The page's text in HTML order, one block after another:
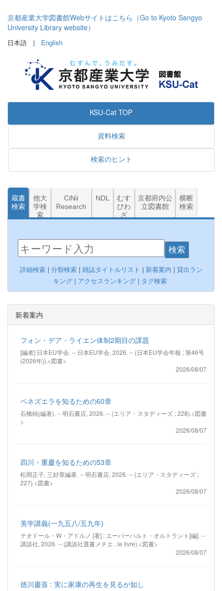
京都産業大学図書館Webサイトはこちら（Go to Kyoto Sangyo
University Library website）
日本語 | English
KSU-Cat TOP
資料検索
検索のヒント
蔵書
検索
他大
学検
索
CiNii
Research
NDL
むす
びわ
ざ
京都府内公
立図書館
横断
検索
検索
詳細検索| 分類検索| 雑誌タイトルリスト 新着案内
貸出ラン
キング | アクセスランキング | タグ検索
新着案内
フォン・デア・ライエン体制2期目の課題
[編者] 日本EU学会. -- 日本EU学会, 2026. -- (日本EU学会年報 ; 第46号
(2026年)).<図書>
2026/08/07
ベネズエラを知るための60章
石橋純(編著). -- 明石書店, 2026. -- (エリア・スタディーズ ; 228).<図書
>
2026/08/07
四川・重慶を知るための53章
松岡正子, 三好章編著. -- 明石書店, 2026. -- (エリア・スタディーズ ;
227).<図書>
2026/08/07
美学講義(一九五八/五九年)
テオドール・W・アドルノ [著] ; エーバーハルト・オルトラント[編]. --
講談社, 2026. -- (講談社選書メチエ . le livre).<図書>
2026/08/07
徳川慶喜 : 実に家康の再生を見るが如し